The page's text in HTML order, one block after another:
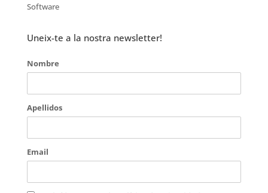
Software
Uneix-te a la nostra newsletter!
Nombre
Apellidos
Email